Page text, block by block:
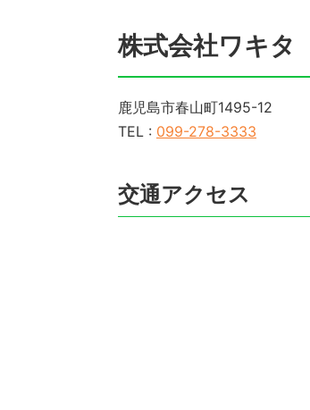
株式会社ワキタ
鹿児島市春山町1495-12
TEL : 099-278-3333
交通アクセス